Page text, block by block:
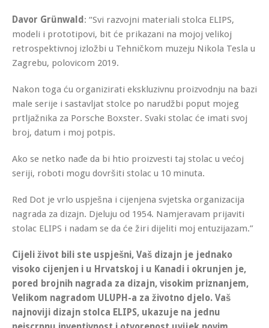
Davor Grünwald : “Svi razvojni materiali stolca ELIPS,
modeli i prototipovi, bit će prikazani na mojoj velikoj
retrospektivnoj izložbi u Tehničkom muzeju Nikola Tesla u
Zagrebu, polovicom 2019.
Nakon toga ću organizirati ekskluzivnu proizvodnju na bazi
male serije i sastavljat stolce po narudžbi poput mojeg
prtljažnika za Porsche Boxster. Svaki stolac će imati svoj
broj, datum i moj potpis.
Ako se netko nađe da bi htio proizvesti taj stolac u većoj
seriji, roboti mogu dovršiti stolac u 10 minuta.
Red Dot je vrlo uspješna i cijenjena svjetska organizacija
nagrada za dizajn. Djeluju od 1954. Namjeravam prijaviti
stolac ELIPS i nadam se da će žiri dijeliti moj entuzijazam.”
Cijeli život bili ste uspješni, Vaš dizajn je jednako
visoko cijenjen i u Hrvatskoj i u Kanadi i okrunjen je,
pored brojnih nagrada za dizajn, visokim priznanjem,
Velikom nagradom ULUPH-a za životno djelo. Vaš
najnoviji dizajn stolca ELIPS, ukazuje na jednu